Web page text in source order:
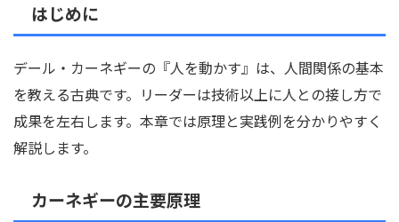
はじめに
デール・カーネギーの『人を動かす』は、人間関係の基本
を教える古典です。リーダーは技術以上に人との接し方で
成果を左右します。本章では原理と実践例を分かりやすく
解説します。
カーネギーの主要原理